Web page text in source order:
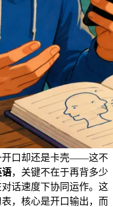
开口却还是卡壳——这不
语，关键不在于再背多少
话速度下协同运作。这
，核心是开口输出，而